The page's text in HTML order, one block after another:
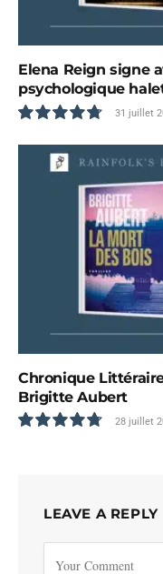
Elena Reign signe
psychologique
9.6
31 juillet
Chronique
Brigitte Aubert
28 juillet
LEAVE A REPLY